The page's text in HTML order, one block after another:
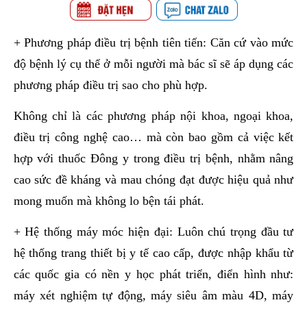
+ Phương pháp điều trị bệnh tiên tiến: Căn cứ vào mức
độ bệnh lý cụ thể ở mỗi người mà bác sĩ sẽ áp dụng các
phương pháp điều trị sao cho phù hợp.
Không chỉ là các phương pháp nội khoa, ngoại khoa,
điều trị công nghệ cao… mà còn bao gồm cả việc kết
hợp với thuốc Đông y trong điều trị bệnh, nhằm nâng
cao sức đề kháng và mau chóng đạt được hiệu quả như
mong muốn mà không lo bện tái phát.
+ Hệ thống máy móc hiện đại: Luôn chú trọng đầu tư
hệ thống trang thiết bị y tế cao cấp, được nhập khẩu từ
các quốc gia có nền y học phát triển, điển hình như:
máy xét nghiệm tự động, máy siêu âm màu 4D, máy